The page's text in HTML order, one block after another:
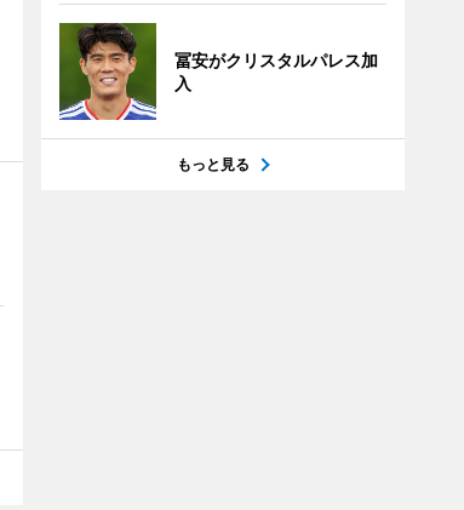
冨安がクリスタルパレス加
入
もっと見る